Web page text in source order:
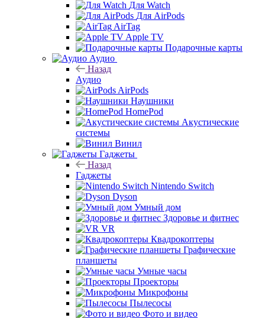
Для Watch
Для AirPods
AirTag
Apple TV
Подарочные карты
Аудио
Назад
Аудио
AirPods
Наушники
HomePod
Акустические
системы
Винил
Гаджеты
Назад
Гаджеты
Nintendo Switch
Dyson
Умный дом
Здоровье и фитнес
VR
Квадрокоптеры
Графические
планшеты
Умные часы
Проекторы
Микрофоны
Пылесосы
Фото и видео